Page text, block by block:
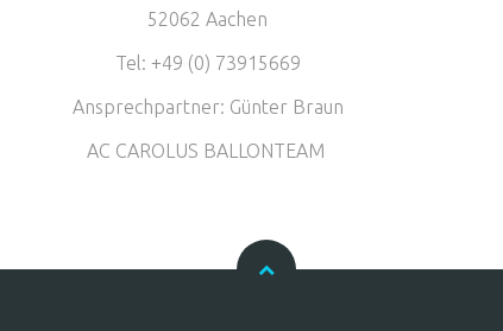
52062 Aachen
Tel: +49 (0) 73915669
Ansprechpartner: Günter Braun
AC CAROLUS BALLONTEAM